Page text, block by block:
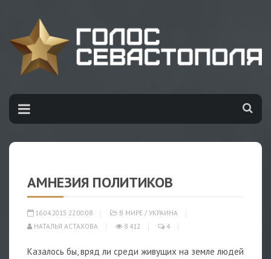
АМНЕЗИЯ ПОЛИТИКОВ
16.04.2015 22:00:08 В МИРЕ / УКРАИНА
НАТАЛЬЯ АСТАХОВА
8 412 4
Казалось бы, вряд ли среди живущих на земле людей